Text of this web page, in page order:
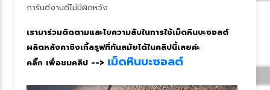
การันตีงานดีไม่มีผิดหวัง
เรามาร่วมติดตามและไขความลับในการใช้เม็ดหินบะซอลต์
ผลิตหลังคาชิงเกิ้ลรูฟที่ทันสมัยได้ในคลิปนี้เลยค่ะ
คลิ๊ก เพื่อชมคลิป --> เม็ดหินบะซอลต์